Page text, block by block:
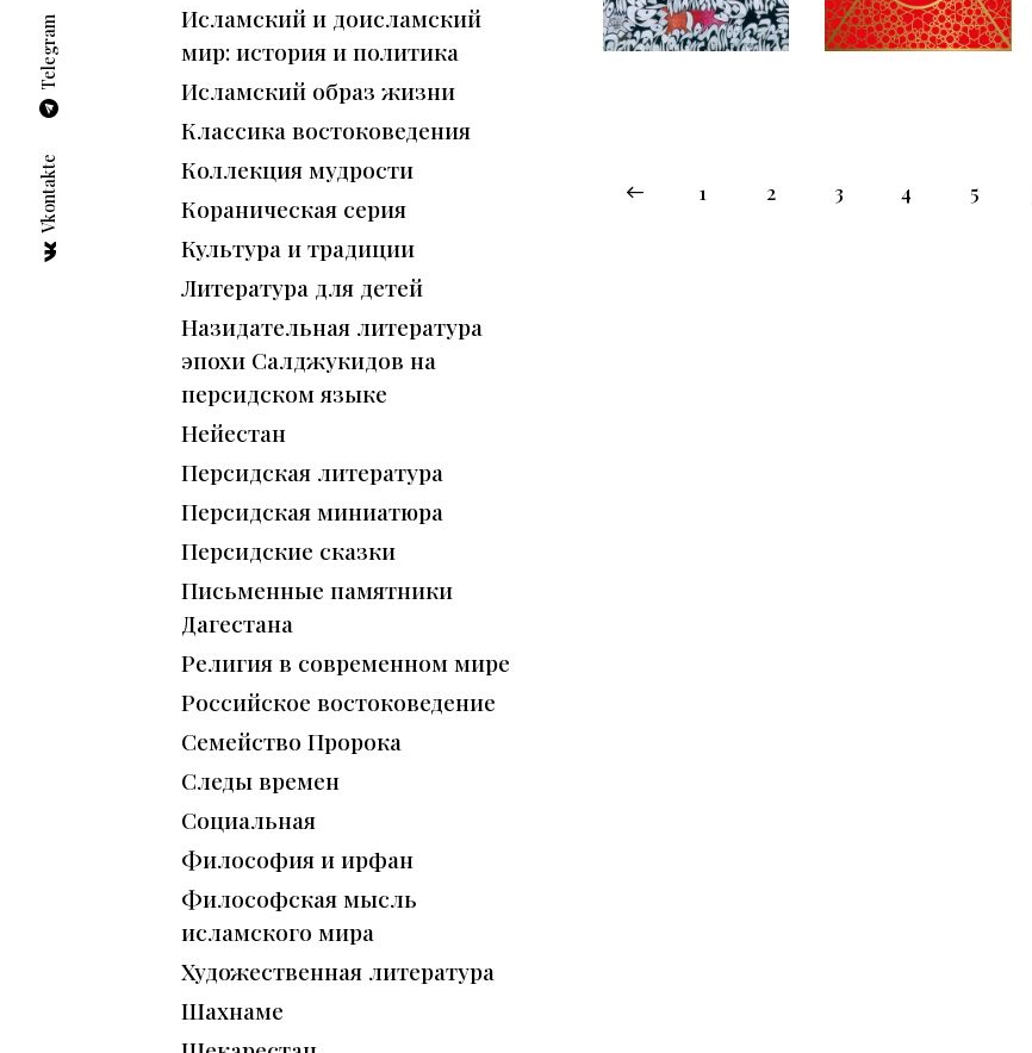
1 2 3 4 5
Исламский и доисламский
мир: история и политика
Исламский образ жизни
Классика востоковедения
Коллекция мудрости
Кораническая серия
Культура и традиции
Литература для детей
Назидательная литература
эпохи Салджукидов на
персидском языке
Нейестан
Персидская литература
Персидская миниатюра
Персидские сказки
Письменные памятники
Дагестана
Религия в современном мире
Российское востоковедение
Семейство Пророка
Следы времен
Социальная
Философия и ирфан
Философская мысль
исламского мира
Художественная литература
Шахнаме
Vkontakte
Telegram